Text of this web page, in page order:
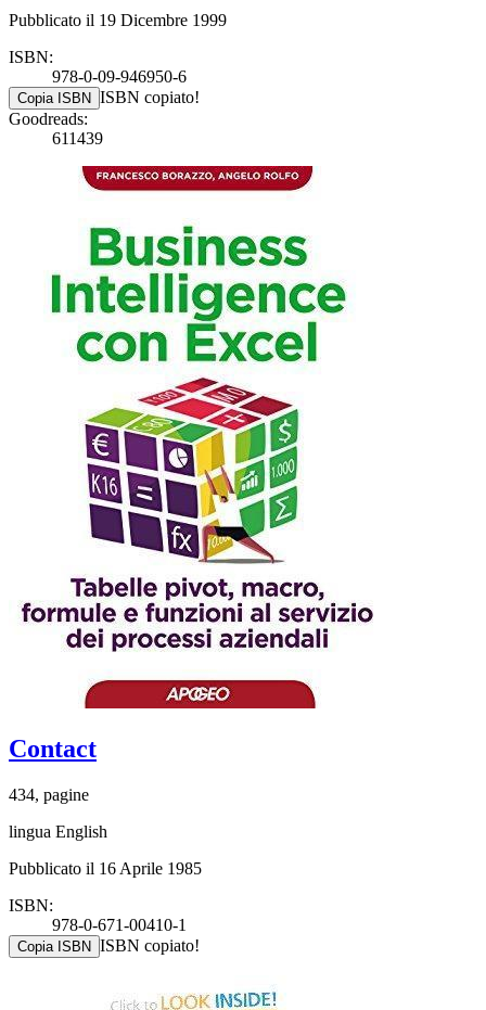
Pubblicato il 19 Dicembre 1999
ISBN:
978-0-09-946950-6
Copia ISBN ISBN copiato!
Goodreads:
611439
Contact
434, pagine
lingua English
Pubblicato il 16 Aprile 1985
ISBN:
978-0-671-00410-1
Copia ISBN ISBN copiato!